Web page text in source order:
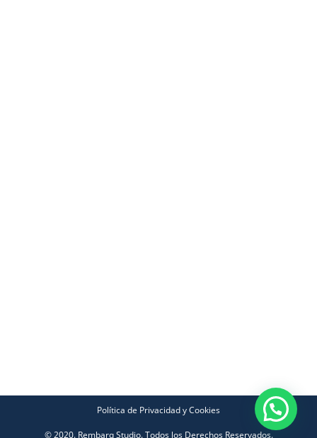
Política de Privacidad y Cookies
© 2020. Rembarq Studio. Todos los Derechos Reservados.